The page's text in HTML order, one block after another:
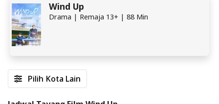
Wind Up
Drama | Remaja 13+ | 88 Min
Pilih Kota Lain